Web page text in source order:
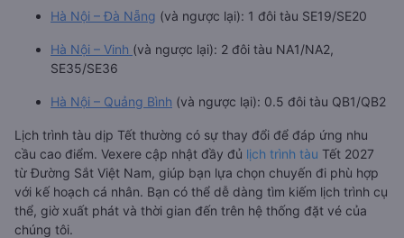
Hà Nội – Đà Nẵng (và ngược lại): 1 đôi tàu SE19/SE20
Hà Nội – Vinh (và ngược lại): 2 đôi tàu NA1/NA2,
SE35/SE36
Hà Nội – Quảng Bình (và ngược lại): 0.5 đôi tàu QB1/QB2
Lịch trình tàu dịp Tết thường có sự thay đổi để đáp ứng nhu
cầu cao điểm. Vexere cập nhật đầy đủ lịch trình tàu Tết 2027
từ Đường Sắt Việt Nam, giúp bạn lựa chọn chuyến đi phù hợp
với kế hoạch cá nhân. Bạn có thể dễ dàng tìm kiếm lịch trình cụ
thể, giờ xuất phát và thời gian đến trên hệ thống đặt vé của
chúng tôi.